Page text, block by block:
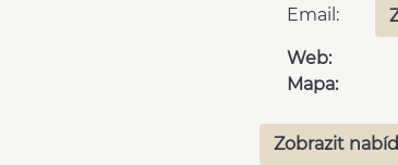
Email:
Web:
Mapa:
Zobrazit